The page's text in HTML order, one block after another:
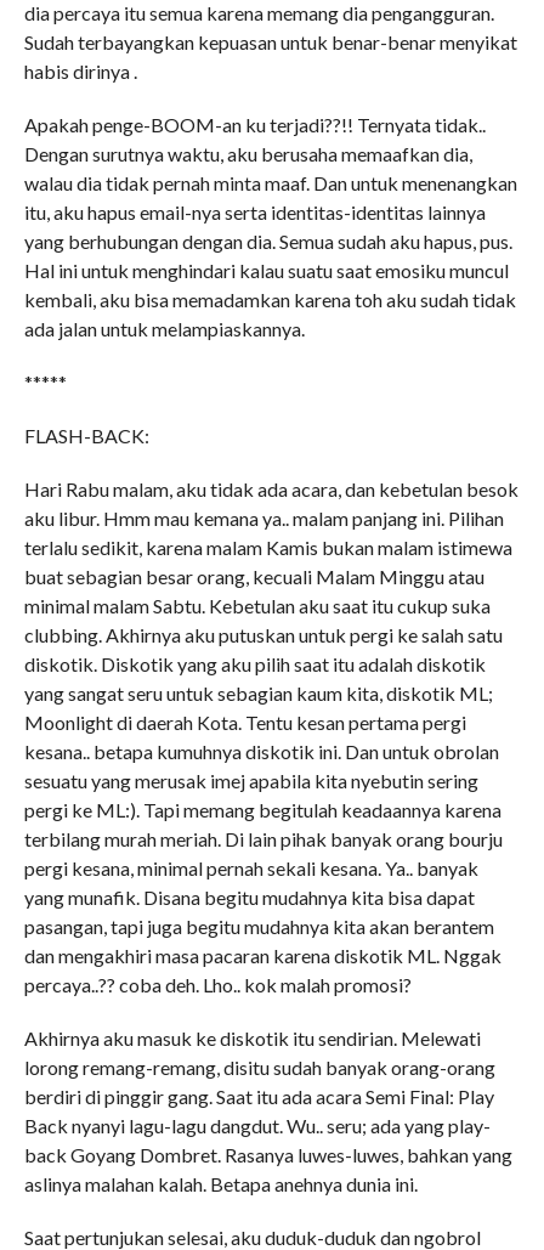
dia percaya itu semua karena memang dia pengangguran.
Sudah terbayangkan kepuasan untuk benar-benar menyikat
habis dirinya .
Apakah penge-BOOM-an ku terjadi??!! Ternyata tidak..
Dengan surutnya waktu, aku berusaha memaafkan dia,
walau dia tidak pernah minta maaf. Dan untuk menenangkan
itu, aku hapus email-nya serta identitas-identitas lainnya
yang berhubungan dengan dia. Semua sudah aku hapus, pus.
Hal ini untuk menghindari kalau suatu saat emosiku muncul
kembali, aku bisa memadamkan karena toh aku sudah tidak
ada jalan untuk melampiaskannya.
*****
FLASH-BACK:
Hari Rabu malam, aku tidak ada acara, dan kebetulan besok
aku libur. Hmm mau kemana ya.. malam panjang ini. Pilihan
terlalu sedikit, karena malam Kamis bukan malam istimewa
buat sebagian besar orang, kecuali Malam Minggu atau
minimal malam Sabtu. Kebetulan aku saat itu cukup suka
clubbing. Akhirnya aku putuskan untuk pergi ke salah satu
diskotik. Diskotik yang aku pilih saat itu adalah diskotik
yang sangat seru untuk sebagian kaum kita, diskotik ML;
Moonlight di daerah Kota. Tentu kesan pertama pergi
kesana.. betapa kumuhnya diskotik ini. Dan untuk obrolan
sesuatu yang merusak imej apabila kita nyebutin sering
pergi ke ML:). Tapi memang begitulah keadaannya karena
terbilang murah meriah. Di lain pihak banyak orang bourju
pergi kesana, minimal pernah sekali kesana. Ya.. banyak
yang munafik. Disana begitu mudahnya kita bisa dapat
pasangan, tapi juga begitu mudahnya kita akan berantem
dan mengakhiri masa pacaran karena diskotik ML. Nggak
percaya..?? coba deh. Lho.. kok malah promosi?
Akhirnya aku masuk ke diskotik itu sendirian. Melewati
lorong remang-remang, disitu sudah banyak orang-orang
berdiri di pinggir gang. Saat itu ada acara Semi Final: Play
Back nyanyi lagu-lagu dangdut. Wu.. seru; ada yang play-
back Goyang Dombret. Rasanya luwes-luwes, bahkan yang
aslinya malahan kalah. Betapa anehnya dunia ini.
Saat pertunjukan selesai, aku duduk-duduk dan ngobrol